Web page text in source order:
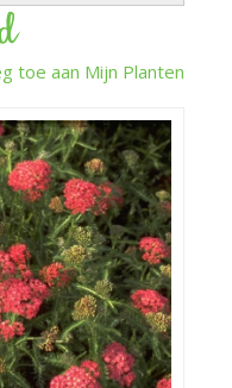
toe aan Mijn Planten